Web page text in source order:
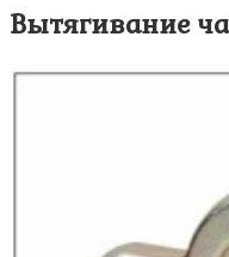
Вытягивание